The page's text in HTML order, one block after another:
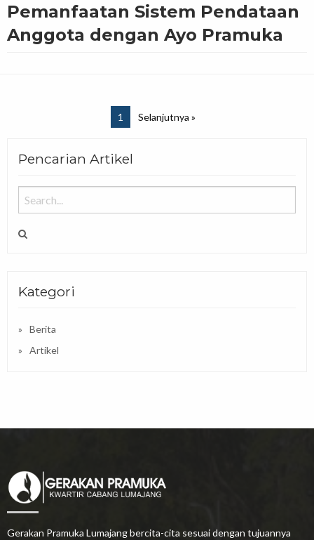
Pemanfaatan Sistem Pendataan
Anggota dengan Ayo Pramuka
1 Selanjutnya »
Pencarian Artikel
Kategori
Berita
Artikel
Gerakan Pramuka Lumajang bercita-cita sesuai dengan tujuannya